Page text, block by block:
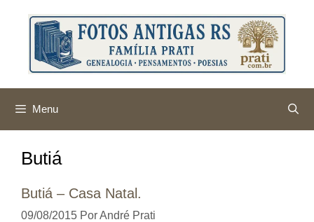
conteúdo
Menu
Butiá
Butiá – Casa Natal.
09/08/2015 PorAndré Prati